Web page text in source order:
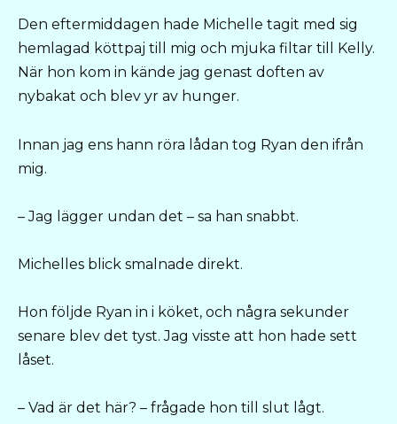
Den eftermiddagen hade Michelle tagit med sig
hemlagad köttpaj till mig och mjuka filtar till Kelly.
När hon kom in kände jag genast doften av
nybakat och blev yr av hunger.
Innan jag ens hann röra lådan tog Ryan den ifrån
mig.
– Jag lägger undan det – sa han snabbt.
Michelles blick smalnade direkt.
Hon följde Ryan in i köket, och några sekunder
senare blev det tyst. Jag visste att hon hade sett
låset.
– Vad är det här? – frågade hon till slut lågt.